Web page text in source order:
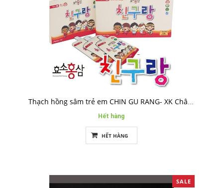
Thạch hồng sâm trẻ em CHIN GU RANG- XK Châu Âu
Hết hàng
HẾT HÀNG
SALE